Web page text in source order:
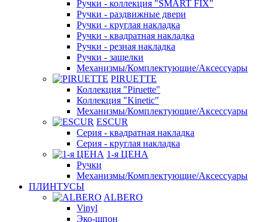
Ручки - коллекция "SMART FIX"
Ручки - раздвижные двери
Ручки - круглая накладка
Ручки - квадратная накладка
Ручки - резная накладка
Ручки - защелки
Механизмы/Комплектующие/Аксессуары
PIRUETTE
Коллекция "Piruette"
Коллекция "Kinetic"
Механизмы/Комплектующие/Аксессуары
ESCUR
Серия - квадратная накладка
Серия - круглая накладка
1-я ЦЕНА
Ручки
Механизмы/Комплектующие/Аксессуары
ПЛИНТУСЫ
ALBERO
Vinyl
Эко-шпон